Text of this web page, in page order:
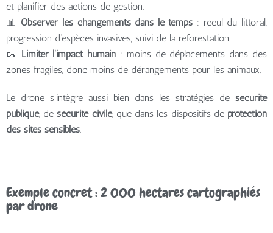
et planifier des actions de gestion.
📊 Observer les changements dans le temps : recul du littoral,
progression d’espèces invasives, suivi de la reforestation.
🥾 Limiter l’impact humain : moins de déplacements dans des
zones fragiles, donc moins de dérangements pour les animaux.
Le drone s’intègre aussi bien dans les stratégies de sécurité
publique, desécurité civile, que dans les dispositifs de protection
des sites sensibles.
Exemple concret : 2 000 hectares cartographiés
par drone